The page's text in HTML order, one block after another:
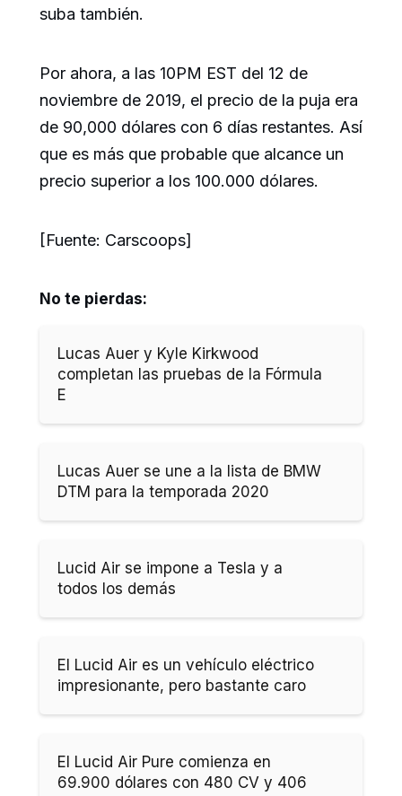
suba también.
Por ahora, a las 10PM EST del 12 de
noviembre de 2019, el precio de la puja era
de 90,000 dólares con 6 días restantes. Así
que es más que probable que alcance un
precio superior a los 100.000 dólares.
[Fuente: Carscoops]
No te pierdas:
Lucas Auer y Kyle Kirkwood
completan las pruebas de la Fórmula
E
Lucas Auer se une a la lista de BMW
DTM para la temporada 2020
Lucid Air se impone a Tesla y a
todos los demás
El Lucid Air es un vehículo eléctrico
impresionante, pero bastante caro
El Lucid Air Pure comienza en
69.900 dólares con 480 CV y 406